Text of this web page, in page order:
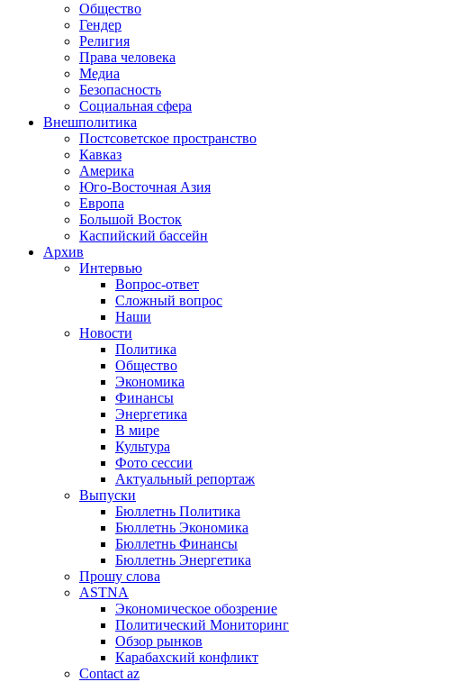
Общество
Гендер
Религия
Права человека
Медиа
Безопасность
Социальная сфера
Внешполитика
Постсоветское пространство
Кавказ
Америка
Юго-Восточная Азия
Европа
Большой Восток
Каспийский бассейн
Архив
Интервью
Вопрос-ответ
Сложный вопрос
Наши
Новости
Политика
Общество
Экономика
Финансы
Энергетика
В мире
Культура
Фото сессии
Актуальный репортаж
Выпуски
Бюллетнь Политика
Бюллетнь Экономика
Бюллетнь Финансы
Бюллетнь Энергетика
Прошу слова
ASTNA
Экономическое обозрение
Политический Мониторинг
Обзор рынков
Карабахский конфликт
Contact az